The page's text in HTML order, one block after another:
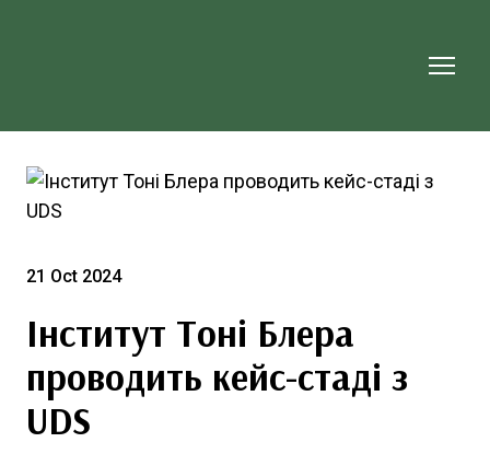
21 Oct 2024
Інститут Тоні Блера
проводить кейс-стаді з
UDS